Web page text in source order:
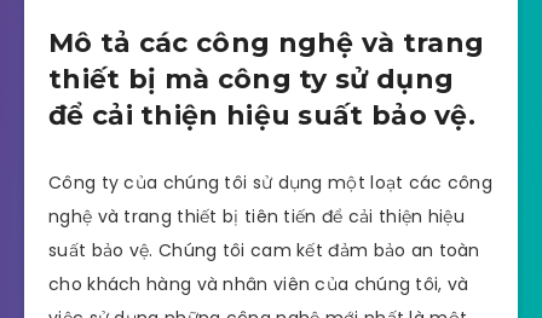
Mô tả các công nghệ và trang
thiết bị mà công ty sử dụng
để cải thiện hiệu suất bảo vệ.
Công ty của chúng tôi sử dụng một loạt các công
nghệ và trang thiết bị tiên tiến để cải thiện hiệu
suất bảo vệ. Chúng tôi cam kết đảm bảo an toàn
cho khách hàng và nhân viên của chúng tôi, và